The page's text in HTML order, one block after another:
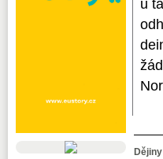
u